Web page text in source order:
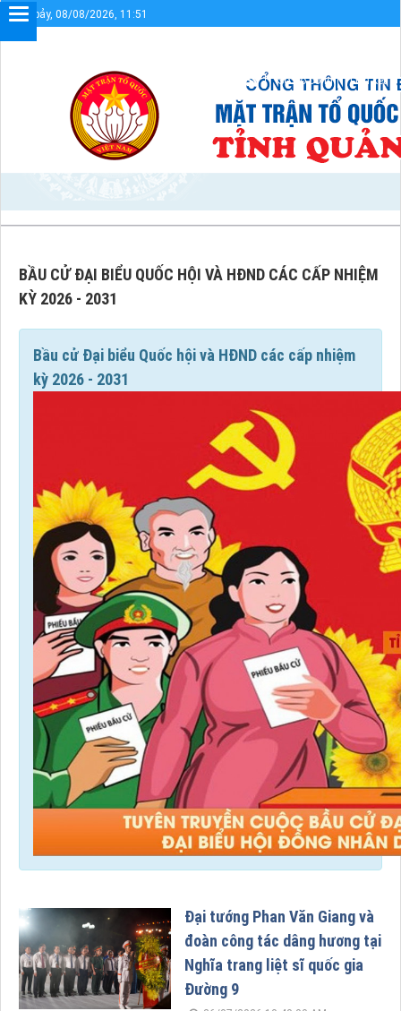
Thứ bảy, 08/08/2026, 11:51
thông tin điện tử UBMTTQVN tỉnh Quảng Trị
Sơ đồ cổng Liên kết
BẦU CỬ ĐẠI BIỂU QUỐC HỘI VÀ HĐND CÁC CẤP NHIỆM
KỲ 2026 - 2031
Bầu cử Đại biểu Quốc hội và HĐND các cấp nhiệm
kỳ 2026 - 2031
Đại tướng Phan Văn Giang và
đoàn công tác dâng hương tại
Nghĩa trang liệt sĩ quốc gia
Đường 9